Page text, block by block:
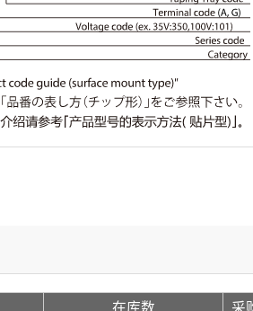
在库数
采